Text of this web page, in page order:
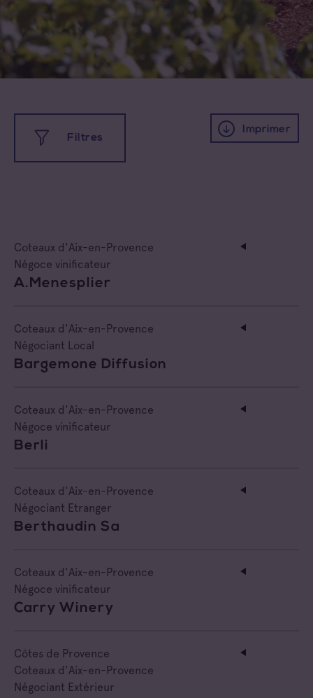
Filtres
Imprimer
Coteaux Varois en Provence
Côtes de Provence
Côtes de Provence La Londe
Côtes de Provence Pierrefeu
Toutes les familles
Cave coopérative
Cave particulière
Négoce vinificateur
Négociant Etranger
Négociant Local
Coteaux d'Aix-en-Provence
Négoce vinificateur
A.menesplier
Coteaux d'Aix-en-Provence
Négociant Local
Bargemone Diffusion
Coteaux d'Aix-en-Provence
Négoce vinificateur
Berli
Coteaux d'Aix-en-Provence
Négociant Etranger
Berthaudin Sa
Coteaux d'Aix-en-Provence
Négoce vinificateur
Carry Winery
Côtes de Provence
Coteaux d'Aix-en-Provence
Négociant Extérieur